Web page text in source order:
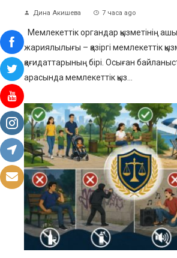
Дина Акишева 7 часа ago
Мемлекеттік органдар қызметінің
жариялылығы – қазіргі мемлекеттік
қағидаттарының бірі. Осыған
арасында мемлекеттік қыз...